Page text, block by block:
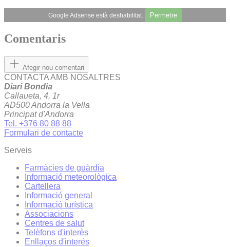
Google Adsense està deshabilitat. Permetre
Comentaris
Afegir nou comentari
CONTACTA AMB NOSALTRES
Diari Bondia
Callaueta, 4, 1r
AD500 Andorra la Vella
Principat d'Andorra
Tel. +376 80 88 88
Formulari de contacte
Serveis
Farmàcies de guàrdia
Informació meteorològica
Cartellera
Informació general
Informació turística
Associacions
Centres de salut
Telèfons d'interès
Enllaços d'interés